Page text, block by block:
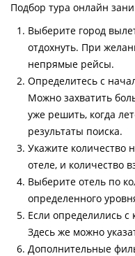
Подбор тура онлайн
Выберите город
отдохнуть. При
непрямые рейсы.
Определитесь с
Можно захватить
уже решить, когда
результаты поиска.
Укажите количество
отеле, и количество
Выберите отель по
определенного
Если определились с
Здесь же можно
Дополнительные